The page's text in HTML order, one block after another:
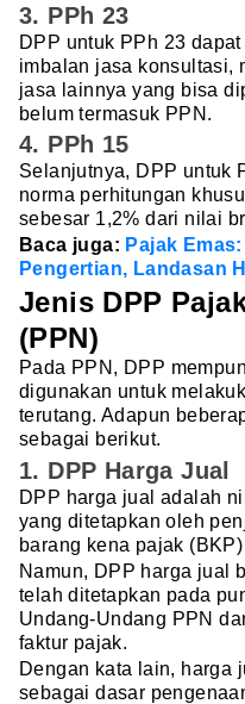
3. PPh 23
DPP untuk PPh 23
imbalan jasa konsultasi,
jasa lainnya yang bisa
belum termasuk PPN.
4. PPh 15
Selanjutnya, DPP untuk
norma perhitungan
sebesar 1,2% dari nilai
Baca juga: Pajak
Pengertian, Landasan
Jenis DPP
(PPN)
Pada PPN, DPP
digunakan untuk
terutang. Adapun
sebagai berikut.
1. DPP Harga Jual
DPP harga jual adalah
yang ditetapkan oleh
barang kena pajak
Namun, DPP harga jual
telah ditetapkan pada
Undang-Undang PPN
faktur pajak.
Dengan kata lain, harga
sebagai dasar